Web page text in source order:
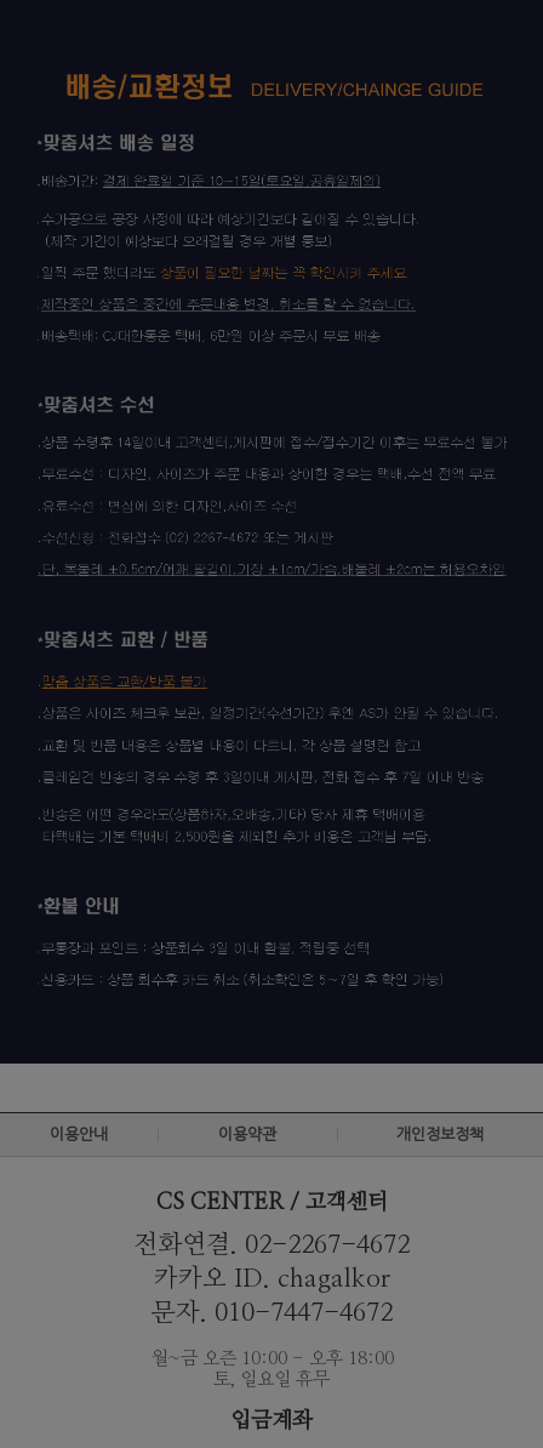
이용안내 이용약관 개인정보정책
CS CENTER / 고객센터
전화연결. 02-2267-4672
카카오 ID. chagalkor
문자. 010-7447-4672
월~금 오즌 10:00 - 오후 18:00
토, 일요일 휴무
입금계좌